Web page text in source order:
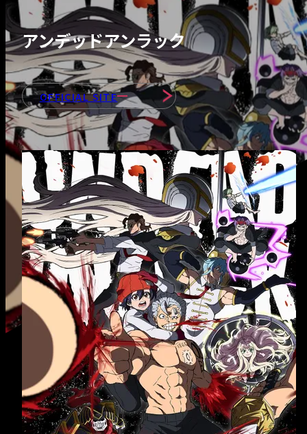
ッセージ
- 会社情報
- 部署紹介
INTERVIEWS
RECRUIT
- 募集職種
- クリエイター
アンデッドアンラック
OFFICIAL SITE